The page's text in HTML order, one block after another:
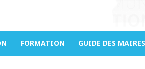
FORMATION GUIDE DES MAIRES